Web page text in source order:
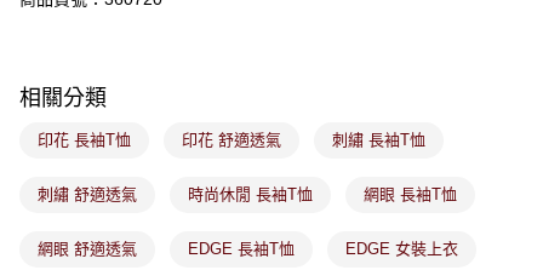
「AFTEE先享後付」，若未經同意申辦者引起之損失，本公司不負相關責
任。
４．使用「AFTEE先享後付」時，將依據個別帳號之用戶狀況，依本公司即
時審查核予不同之上限額度；若仍有額度不足之情形，本公司將視審查結果
５．嚴禁一人註冊多個帳號或使用他人資訊註冊。若發現惡意使用之情形，
免運費
免運費
相關分類
印花 長袖T恤 印花 舒適透氣 刺繡 長袖T恤
刺繡 舒適透氣 時尚休閒 長袖T恤 網眼 長袖T恤
網眼 舒適透氣 EDGE 長袖T恤 EDGE 女裝上衣